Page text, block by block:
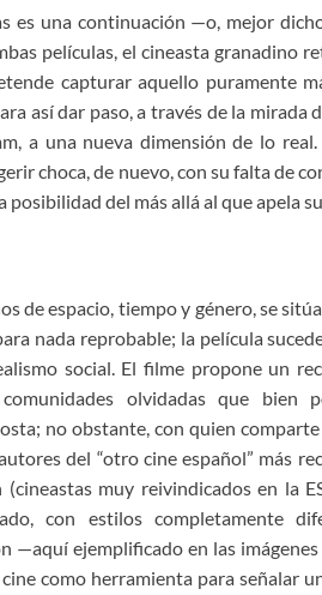
es una continuación —o, mejor
películas, el cineasta granadino
capturar aquello puramente
así dar paso, a través de la mirada
a una nueva dimensión de lo real.
choca, de nuevo, con su falta de
del más allá al que apela
de espacio, tiempo y género, se
nada reprobable; la película
social. El filme propone un
olvidadas que bien
no obstante, con quien
del “otro cine español” más
muy reivindicados en la
con estilos completamente
ejemplificado en las
como herramienta para señalar